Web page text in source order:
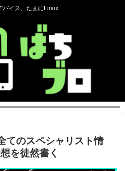
バイス、たまにLinux
てのスペシャリスト情
を徒然書く